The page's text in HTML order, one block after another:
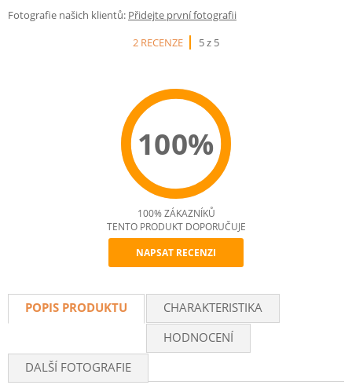
Fotografie našich klientů: Přidejte první fotografii
2 RECENZE
5 z 5
100%
Recommend
100% ZÁKAZNÍKŮ
TENTO PRODUKT DOPORUČUJE
NAPSAT RECENZI
POPIS PRODUKTU
CHARAKTERISTIKA
HODNOCENÍ
DALŠÍ FOTOGRAFIE